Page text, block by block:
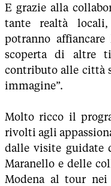
E grazie alla
tante realtà
potranno
scoperta di altre
contributo alle città
immagine”.
Molto ricco il
rivolti agli
dalle visite guidate
Maranello e delle
Modena al tour